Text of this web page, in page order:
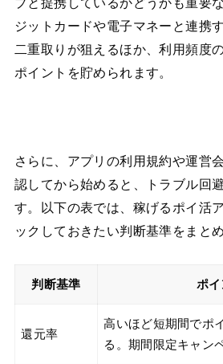
ジットカードや電子マネーと連携
二重取りが狙えるほか、利用頻度
ポイントを貯められます。
さらに、アプリの利用規約や運営
認してから始めると、トラブル回
す。以下の表では、稼げるポイ活
ックしておきたい判断基準をまとめ
判断基準 ポイ
還元率
高いほど短期間でポ
る。期間限定キャン